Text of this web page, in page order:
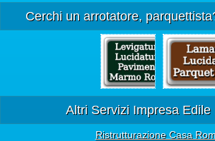
Cerchi un arrotatore,
Altri Servizi Impresa Edile
Ristrutturazione Casa